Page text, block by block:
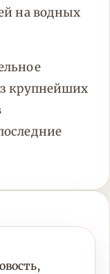
на водных
крупнейших